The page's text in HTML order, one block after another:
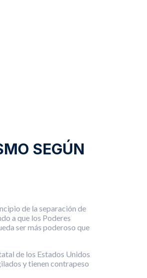
SEGÚN
de la separación de
a que los Poderes
ser más poderoso que
de los Estados Unidos
y tienen contrapeso